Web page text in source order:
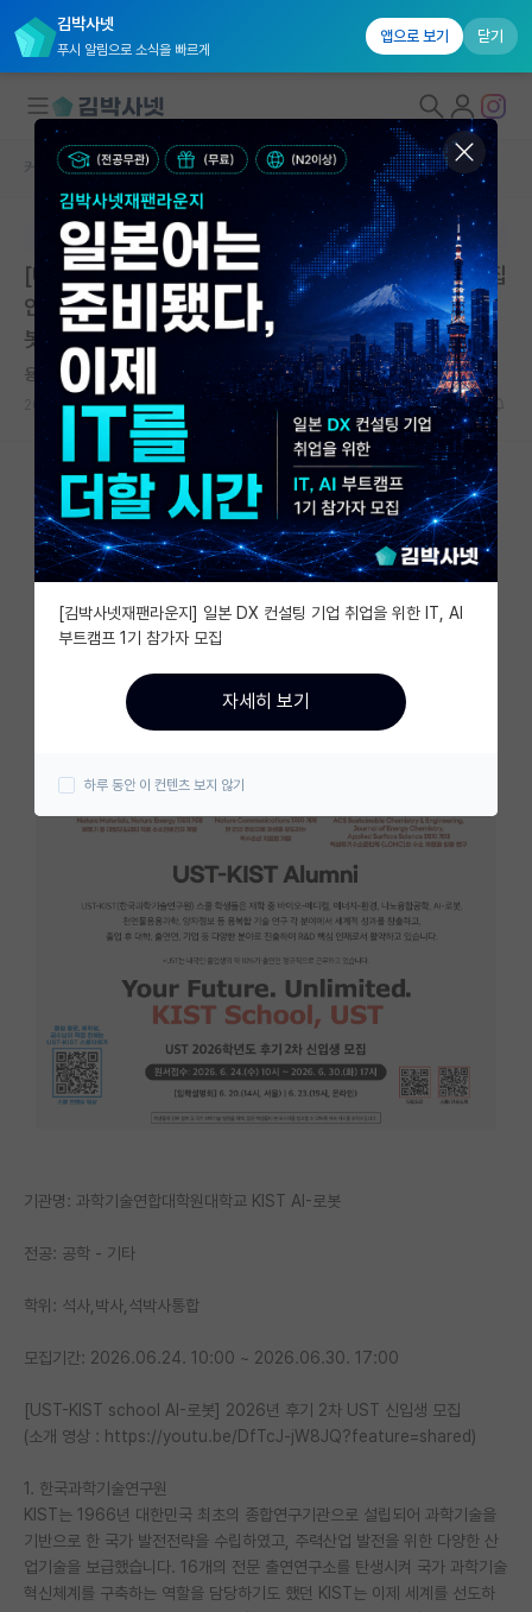
김박사넷
푸시 알림으로 소식을 빠르게
앱으로 보기 닫기
대학원생 모집
국내대학원 정보
연구실&오픈랩
커뮤니티
커뮤니티 홈
전체글보기
베스트 게시판
IF 명예의전당
자유 게시판(아무개랩)
미국 유학 게시판
미국 대학원 합격 후기 게시판
대학원생 모집 게시판
연구실(PI) 홍보 게시판
석박사 채용 정보 게시판
임용 정보 게시판
학부 인턴 게시판
임용 후기 게시판
PI 전용 게시판
특수/전문대학원 게시판
반도체/AI 게시판
커리어
유학교육
이벤트
반도체 아카데미
커뮤니티 홈 대학원생 모집 게시판
본문이 수정되지 않는 박제글입니다.
[UST-KIST AI-로봇] 2026학년도 후기 2차 신입생 모집
안내 (2026.... | 과학기술연합대학원대학교 KIST AI-로
봇 | 마감: 2026.06.30. 17:00
용감한 막스 플랑크
2026.06.30 0 734
기관명: 과학기술연합대학원대학교 KIST AI-로봇
전공: 공학 - 기타
학위: 석사,박사,석박사통합
모집기간: 2026.06.24. 10:00 ~ 2026.06.30. 17:00
[UST-KIST school AI-로봇] 2026년 후기 2차 UST 신입생 모집
(소개 영상 : https://youtu.be/DfTcJ-jW8JQ?feature=shared)
1. 한국과학기술연구원
KIST는 1966년 대한민국 최초의 종합연구기관으로 설립되어 과학기술을
기반으로 한 국가 발전전략을 수립하였고, 주력산업 발전을 위한 다양한 산
업기술을 보급했습니다. 16개의 전문 출연연구소를 탄생시켜 국가 과학기술
혁신체계를 구축하는 역할을 담당하기도 했던 KIST는 이제 세계를 선도하
[김박사넷재팬라운지] 일본 DX 컨설팅 기업 취업을 위한 IT, AI
부트캠프 1기 참가자 모집
자세히 보기
하루 동안 이 컨텐츠 보지 않기